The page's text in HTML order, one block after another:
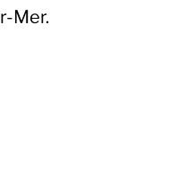
Mer.